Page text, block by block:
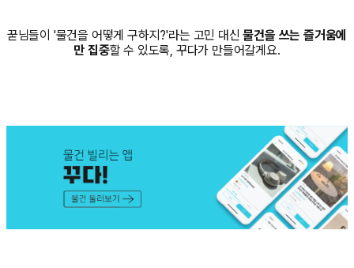
꾿님들이 '물건을 어떻게 구하지?'라는 고민 대신물건을 쓰는 즐거움에
만 집중할 수 있도록, 꾸다가 만들어갈게요.